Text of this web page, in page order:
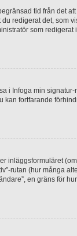
tid från det
redigerat det, som
som redigerat
i Infoga min
fortfarande
inläggsformuläret
rutan (hur många
en gräns för